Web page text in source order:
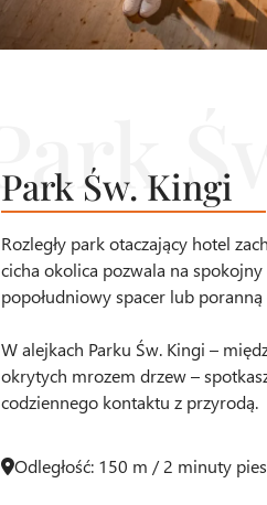
Park Św. Kingi
Rozległy park otaczający hotel
cicha okolica pozwala na
popołudniowy spacer lub
W alejkach Parku Św. Kingi –
okrytych mrozem drzew –
codziennego kontaktu z przyrodą.
Odległość: 150 m / 2 minuty